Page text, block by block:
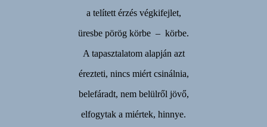
a telített érzés végkifejlet,
üresbe pörög körbe – körbe.
A tapasztalatom alapján azt
érezteti, nincs miért csinálnia,
belefáradt, nem belülről jövő,
elfogytak a miértek, hinnye.